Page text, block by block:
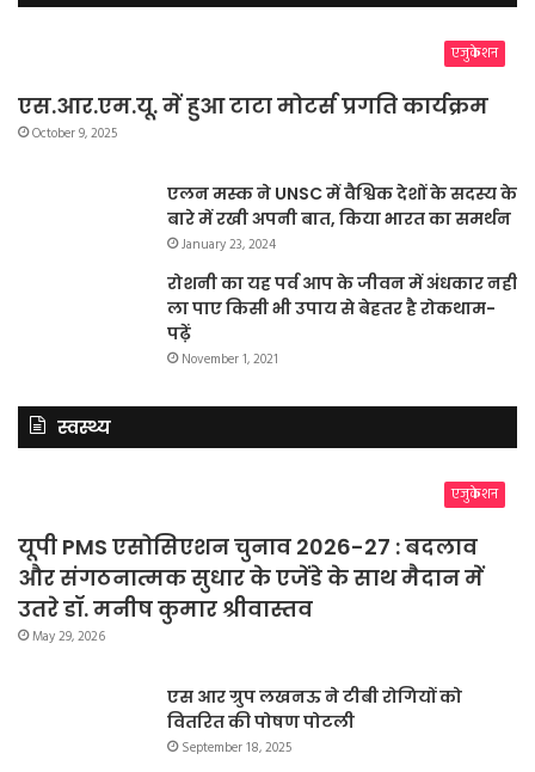
एजुकेशन
एस.आर.एम.यू. में हुआ टाटा मोटर्स प्रगति कार्यक्रम
October 9, 2025
एलन मस्क ने UNSC में वैश्विक देशों के सदस्य के
बारे में रखी अपनी बात, किया भारत का समर्थन
January 23, 2024
रोशनी का यह पर्व आप के जीवन में अंधकार नहीं
ला पाए किसी भी उपाय से बेहतर है रोकथाम-
पढ़ें
November 1, 2021
स्वस्थ्य
एजुकेशन
यूपी PMS एसोसिएशन चुनाव 2026-27 : बदलाव
और संगठनात्मक सुधार के एजेंडे के साथ मैदान में
उतरे डॉ. मनीष कुमार श्रीवास्तव
May 29, 2026
एस आर ग्रुप लखनऊ ने टीबी रोगियों को
वितरित की पोषण पोटली
September 18, 2025